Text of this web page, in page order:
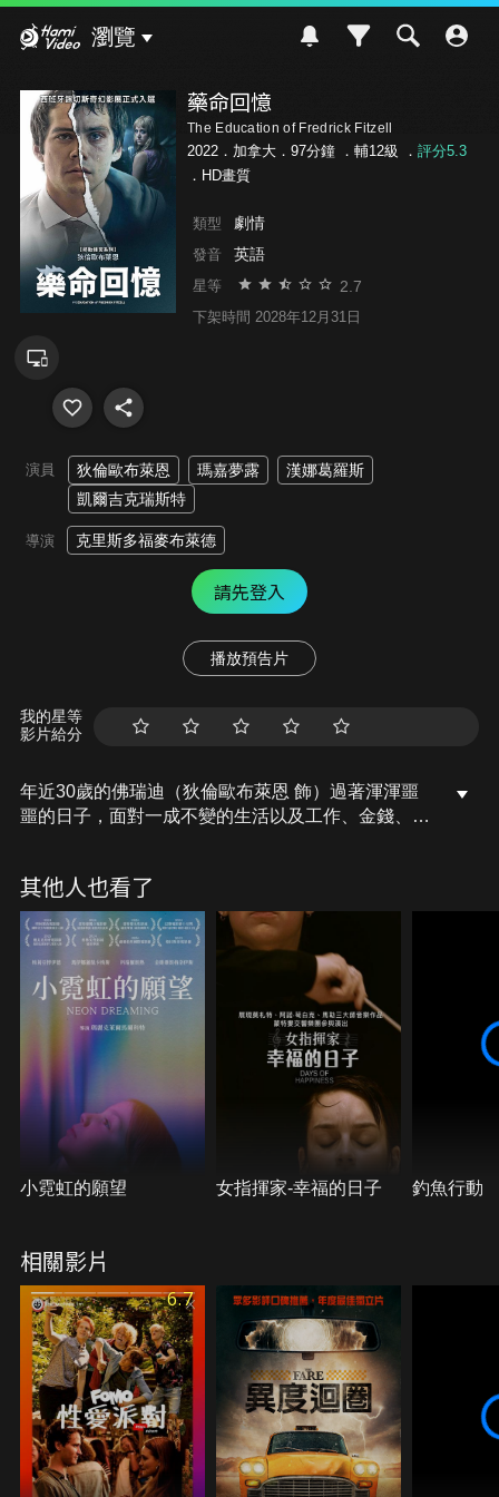
瀏覽
藥命回憶
The Education of Fredrick Fitzell
2022．加拿大．97分鐘 ． 輔12級 ． 評分5.3
．HD畫質
類型 劇情
發音 英語
星等 2.7
下架時間 2028年12月31日
演員 狄倫歐布萊恩 瑪嘉夢露
漢娜葛羅斯
凱爾吉克瑞斯特
導演 克里斯多福麥布萊德
請先登入
播放預告片
我的星等
影片給分
年近30歲的佛瑞迪（狄倫歐布萊恩 飾）過著渾渾噩
噩的日子，面對一成不變的生活以及工作、金錢、感
為「水銀」的神秘藥物，在言談之間，佛瑞迪對過去
模糊的記憶逐漸變得清晰，並意外揭開一個關於失蹤
女孩案件背後的謎團，此時，因神秘藥物「水銀」所
帶來的可怕危機正步步逼近……。
其他人也看了
小霓虹的願望 女指揮家-幸福的日子 釣魚行動
相關影片
6.7